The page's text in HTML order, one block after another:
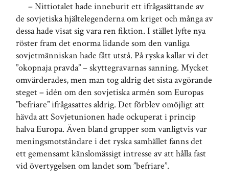
– Nittiotalet hade inneburit ett ifrågasättande av
de sovjetiska hjältelegenderna om kriget och många av
dessa hade visat sig vara ren fiktion. I stället lyfte nya
röster fram det enorma lidande som den vanliga
sovjetmänniskan hade fått utstå. På ryska kallar vi det
”okopnaja pravda” – skyttegravarnas sanning. Mycket
omvärderades, men man tog aldrig det sista avgörande
steget – idén om den sovjetiska armén som Europas
”befriare” ifrågasattes aldrig. Det förblev omöjligt att
hävda att Sovjetunionen hade ockuperat i princip
halva Europa. Även bland grupper som vanligtvis var
meningsmotståndare i det ryska samhället fanns det
ett gemensamt känslomässigt intresse av att hålla fast
vid övertygelsen om landet som ”befriare”.